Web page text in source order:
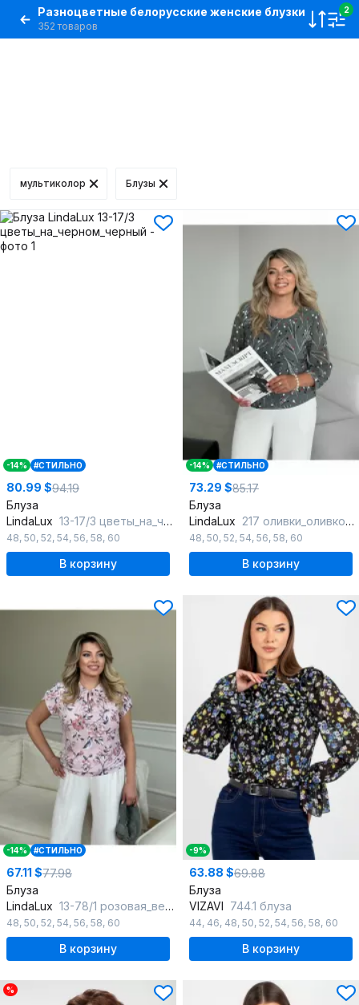
Разноцветные белорусские женские блузки
352 товаров
2
мультиколор Блузы
-14% #СТИЛЬНО
80.99 $94.19
Блуза
LindaLux 13-17/3 цветы_на_черном_черный
48, 50, 52, 54, 56, 58, 60
В корзину
-14% #СТИЛЬНО
73.29 $85.17
Блуза
LindaLux 217 оливки_оливковый
48, 50, 52, 54, 56, 58, 60
В корзину
-14% #СТИЛЬНО
67.11 $77.98
Блуза
LindaLux 13-78/1 розовая_ветка_розовый
48, 50, 52, 54, 56, 58, 60
В корзину
-9%
63.88 $69.88
Блуза
VIZAVI 744.1 блуза
44, 46, 48, 50, 52, 54, 56, 58, 60
В корзину
%